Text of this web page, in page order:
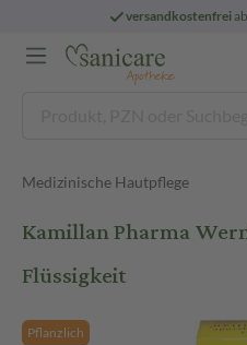
versandkostenfrei
Medizinische Hautpflege
Kamillan Pharma
Flüssigkeit
Pflanzlich